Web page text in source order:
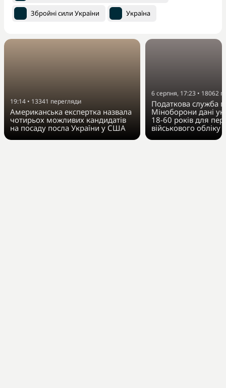
Збройні сили України Україна
19:14 • 13341 перегляди
Американська експертка назвала
чотирьох можливих кандидатів
на посаду посла України у США
6 серпня, 17:23 • 18062
Податкова служба
Міноборони дані
18-60 років для
військового обліку